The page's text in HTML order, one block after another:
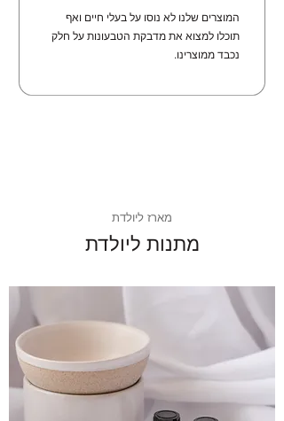
המוצרים שלנו לא נוסו על בעלי חיים ואף
תוכלו למצוא את מדבקת הטבעונות על חלק
נכבד ממוצרינו.
מארז ליולדת
מתנות ליולדת